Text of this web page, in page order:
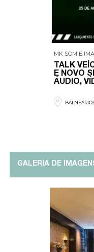
MK SOM E
TALK
E NOVO
ÁUDIO,
BALNEÁRIO
GALERIA DE